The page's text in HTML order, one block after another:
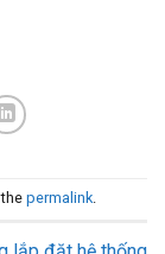
permalink.